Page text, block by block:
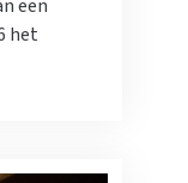
een
het